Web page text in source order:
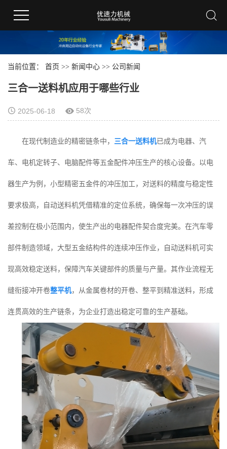
当前位置： 首页 >> 新闻中心 >> 公司新闻
三合一送料机应用于哪些行业
2025-06-18 58次
在现代制造业的精密链条中， 三合一送料机已成为电器、汽
车、电机定转子、电脑配件等五金配件冲压生产的核心设备。以电
器生产为例，小型精密五金件的冲压加工，对送料的精度与稳定性
要求极高，自动送料机凭借精准的定位系统，确保每一次冲压的误
差控制在极小范围内，使生产出的电器配件契合度完美。在汽车零
部件制造领域，大型五金结构件的连续冲压作业，自动送料机可实
现高效稳定送料，保障汽车关键部件的质量与产量。其作业流程无
缝衔接冲开卷整平机，从金属卷材的开卷、整平到精准送料，形成
连贯高效的生产链条，为企业打造出稳定可靠的生产基础。